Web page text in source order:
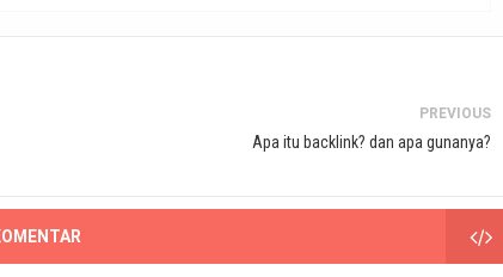
PREVIOUS
Apa itu backlink? dan apa gunanya?